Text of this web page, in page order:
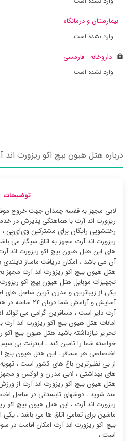
بیمارستان و درمانگاه
وارد نشده است
داروخانه - فارمسی
وارد نشده است
درباره هتل هیون بیچ اکو ریزورت اند
توضیحات
لابی مجهز به قفسه چمدان جهت خروج
ریزورت اند آرت با هماهنگی پذیرش در
رختشویی رایگان برای مشترکین وی‌آی‌پی
ریزورت اند آرت مجهز به اتاق سیگار می
های این هتل هیون بیچ اکو ریزورت اند
آن می باشد ، امکان دریافت ماساژ تایلندی
هتل هیون بیچ اکو ریزورت اند آرت مجهز
تجهیزات موبایل هتل هیون بیچ اکو
یکی از زیباترین و مدرن ترین ساحل
آسایش و آرامش
آرت دایر است ، مسافرین گرامی می تواند
امانات هتل هیون بیچ اکو ریزورت اند آرت
تحریر نیازداشته باشید هتل هیون بیچ اکو
خواسته شما را تامین کند ، اینترنت بی
اختصاصی هر مسافر ، این هتل هیون بیچ
از بی نظیرترین باغ های کشور است ،
های بهداشتی ، لابی مدرن و لوکس و مجهز
هتل هیون بیچ اکو ریزورت اند آرت از
مند شوید ، دوشهای تابستانی در ساحل
ریزورت اند آرت ، این هتل هیون بیچ اکو
ماشین برای تمامی اتاق ها می باشد ،
بیچ اکو ریزورت اند آرت امکان اقامت در
است ،